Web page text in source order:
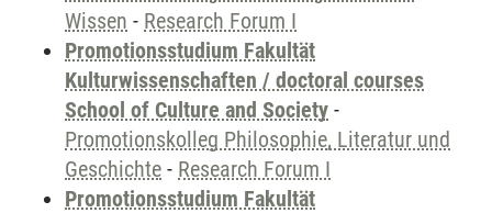
Wissen - Research Forum I
Promotionsstudium Fakultät
Kulturwissenschaften / doctoral courses
School of Culture and Society -
Promotionskolleg Philosophie, Literatur und
Geschichte - Research Forum I
Promotionsstudium Fakultät